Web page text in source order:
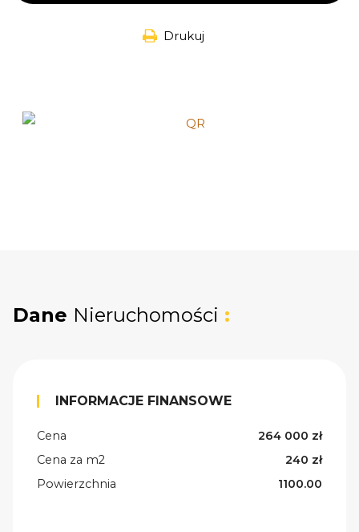
Drukuj
Dane Nieruchomości :
INFORMACJE FINANSOWE
Cena
264 000 zł
Cena za m2
240 zł
Powierzchnia
1100.00